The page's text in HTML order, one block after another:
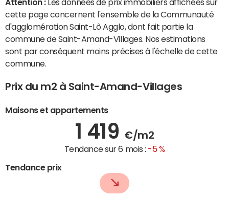
Attention : Les données de prix immobiliers affichées sur
cette page concernent l'ensemble de la Communauté
d'agglomération Saint-Lô Agglo, dont fait partie la
commune de Saint-Amand-Villages. Nos estimations
sont par conséquent moins précises à l'échelle de cette
commune.
Prix du m2 à Saint-Amand-Villages
Maisons et appartements
1 419 €/m2
Tendance sur 6 mois : -5 %
Tendance prix